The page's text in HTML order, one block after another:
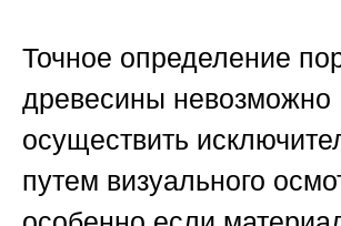
Точное определение
древесины невозможно
осуществить
путем визуального